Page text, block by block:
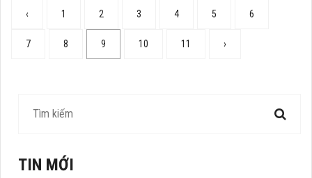
‹ 1 2 3 4 5 6
7 8 9 10 11 ›
TIN MỚI